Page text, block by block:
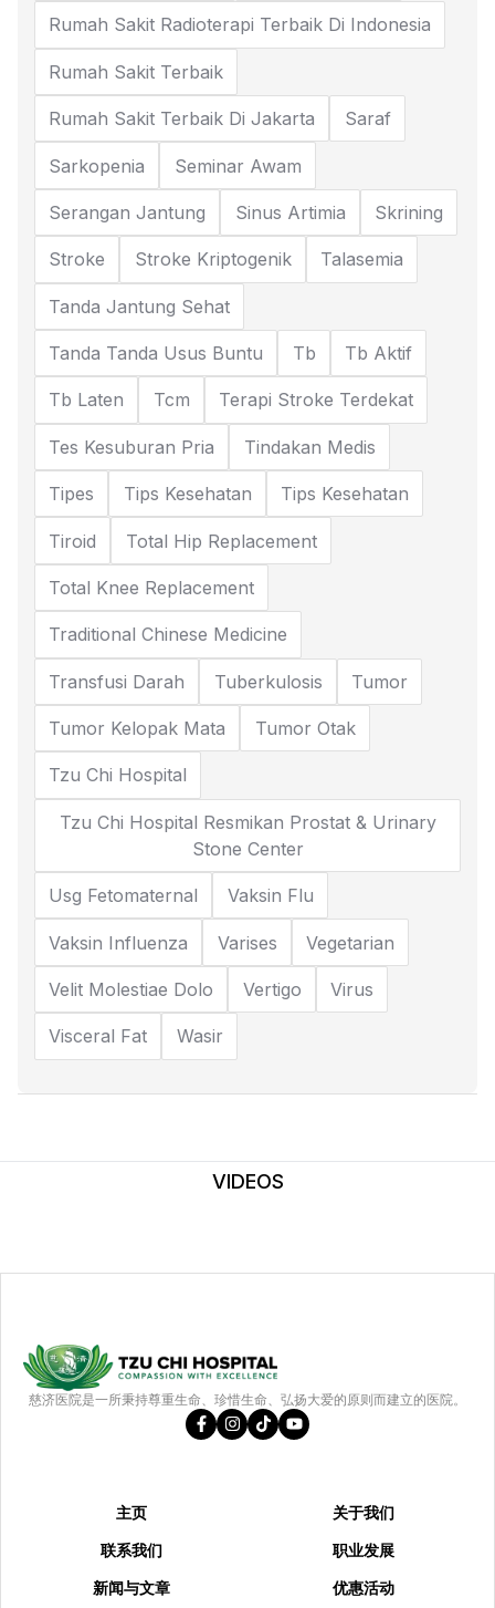
Rumah Sakit Radioterapi Terbaik Di Indonesia
Rumah Sakit Terbaik
Rumah Sakit Terbaik Di Jakarta Saraf
Sarkopenia Seminar Awam
Serangan Jantung Sinus Artimia Skrining
Stroke Stroke Kriptogenik Talasemia
Tanda Jantung Sehat
Tanda Tanda Usus Buntu Tb Tb Aktif
Tb Laten Tcm Terapi Stroke Terdekat
Tes Kesuburan Pria Tindakan Medis
Tipes Tips Kesehatan Tips Kesehatan
Tiroid Total Hip Replacement
Total Knee Replacement
Traditional Chinese Medicine
Transfusi Darah Tuberkulosis Tumor
Tumor Kelopak Mata Tumor Otak
Tzu Chi Hospital
Tzu Chi Hospital Resmikan Prostat & Urinary
Stone Center
Usg Fetomaternal Vaksin Flu
Vaksin Influenza Varises Vegetarian
Velit Molestiae Dolo Vertigo Virus
Visceral Fat Wasir
VIDEOS
慈济医院是一所秉持尊重生命、珍惜生命、弘扬大爱的原则而建立的医院。
主页
关于我们
联系我们
职业发展
新闻与文章
优惠活动